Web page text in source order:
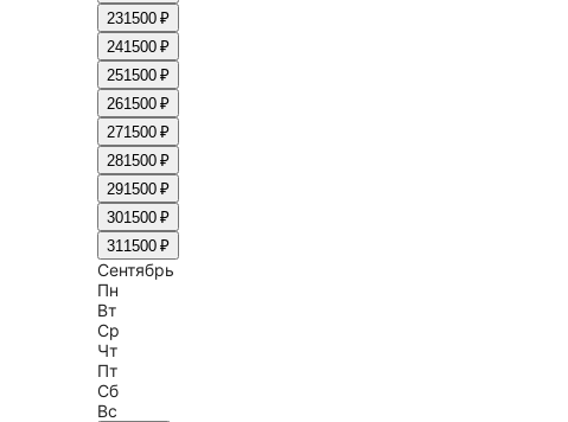
231500 ₽
241500 ₽
251500 ₽
261500 ₽
271500 ₽
281500 ₽
291500 ₽
301500 ₽
311500 ₽
Сентябрь
Пн
Вт
Ср
Чт
Пт
Сб
Вс